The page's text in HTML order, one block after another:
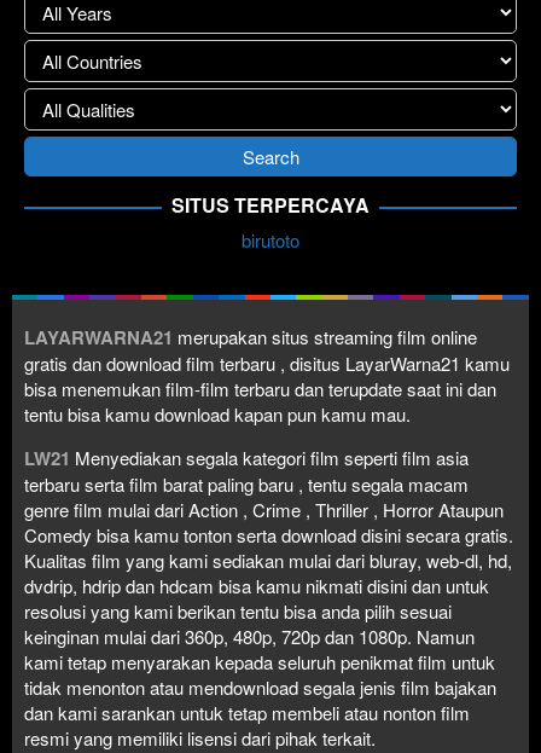
SITUS TERPERCAYA
birutoto
LAYARWARNA21 merupakan situs streaming film online
gratis dan download film terbaru , disitus LayarWarna21 kamu
bisa menemukan film-film terbaru dan terupdate saat ini dan
tentu bisa kamu download kapan pun kamu mau.
LW21 Menyediakan segala kategori film seperti film asia
terbaru serta film barat paling baru , tentu segala macam
genre film mulai dari Action , Crime , Thriller , Horror Ataupun
Comedy bisa kamu tonton serta download disini secara gratis.
Kualitas film yang kami sediakan mulai dari bluray, web-dl, hd,
dvdrip, hdrip dan hdcam bisa kamu nikmati disini dan untuk
resolusi yang kami berikan tentu bisa anda pilih sesuai
keinginan mulai dari 360p, 480p, 720p dan 1080p. Namun
kami tetap menyarakan kepada seluruh penikmat film untuk
tidak menonton atau mendownload segala jenis film bajakan
dan kami sarankan untuk tetap membeli atau nonton film
resmi yang memiliki lisensi dari pihak terkait.